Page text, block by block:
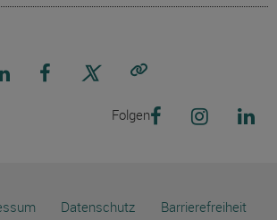
Folgen
Datenschutz Barrierefreiheit